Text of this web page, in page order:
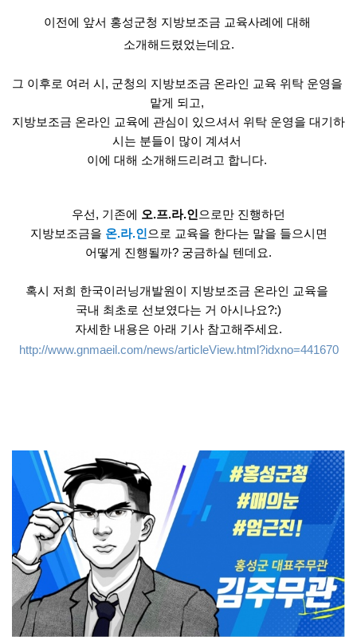
이전에 앞서 홍성군청 지방보조금 교육사례에 대해
소개해드렸었는데요.
그 이후로 여러 시, 군청의 지방보조금 온라인 교육 위탁 운영을
맡게 되고,
지방보조금 온라인 교육에 관심이 있으셔서 위탁 운영을 대기하
시는 분들이 많이 계셔서
이에 대해 소개해드리려고 합니다.
우선, 기존에 오.프.라.인 으로만 진행하던
지방보조금을 온.라.인 으로 교육을 한다는 말을 들으시면
어떻게 진행될까? 궁금하실 텐데요.
혹시 저희 한국이러닝개발원이 지방보조금 온라인 교육을
국내 최초로 선보였다는 거 아시나요?:)
자세한 내용은 아래 기사 참고해주세요.
http://www.gnmaeil.com/news/articleView.html?idxno=441670